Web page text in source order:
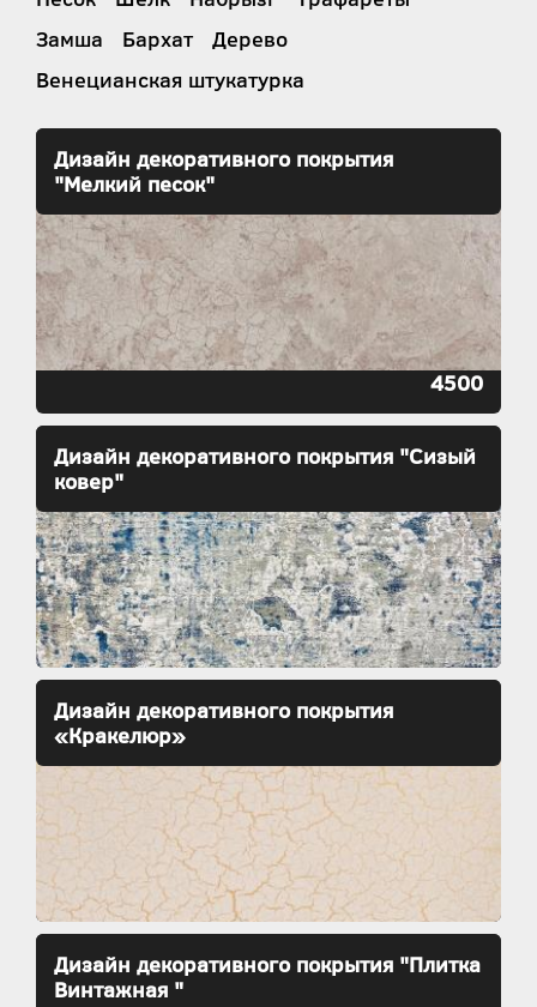
Замша
Бархат
Дерево
Венецианская штукатурка
Дизайн декоративного покрытия
"Мелкий песок"
4500
Дизайн декоративного покрытия "Сизый
ковер"
Дизайн декоративного покрытия
«Кракелюр»
Дизайн декоративного покрытия "Плитка
Винтажная "